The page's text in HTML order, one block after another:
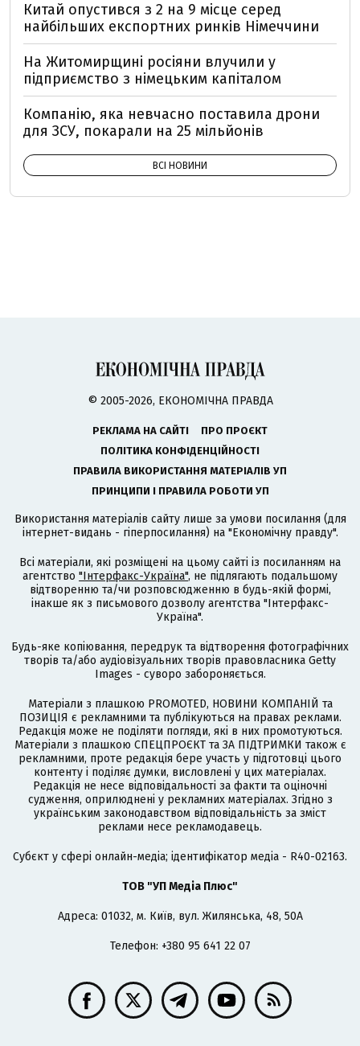
Китай опустився з 2 на 9 місце серед
найбільших експортних ринків Німеччини
На Житомирщині росіяни влучили у
підприємство з німецьким капіталом
Компанію, яка невчасно поставила дрони
для ЗСУ, покарали на 25 мільйонів
ВСІ НОВИНИ
© 2005-2026, ЕКОНОМІЧНА ПРАВДА
РЕКЛАМА НА САЙТІ
ПРО ПРОЄКТ
ПОЛІТИКА КОНФІДЕНЦІЙНОСТІ
ПРАВИЛА ВИКОРИСТАННЯ МАТЕРІАЛІВ УП
ПРИНЦИПИ І ПРАВИЛА РОБОТИ УП
Використання матеріалів сайту лише за умови посилання (для
інтернет-видань - гіперпосилання) на "Економічну правду".
Всі матеріали, які розміщені на цьому сайті із посиланням на
агентство "Інтерфакс-Україна", не підлягають подальшому
відтворенню та/чи розповсюдженню в будь-якій формі,
інакше як з письмового дозволу агентства "Інтерфакс-
Україна".
Будь-яке копіювання, передрук та відтворення фотографічних
творів та/або аудіовізуальних творів правовласника Getty
Images - суворо забороняється.
Матеріали з плашкою PROMOTED, НОВИНИ КОМПАНІЙ та
ПОЗИЦІЯ є рекламними та публікуються на правах реклами.
Редакція може не поділяти погляди, які в них промотуються.
Матеріали з плашкою СПЕЦПРОЄКТ та ЗА ПІДТРИМКИ також є
рекламними, проте редакція бере участь у підготовці цього
контенту і поділяє думки, висловлені у цих матеріалах.
Редакція не несе відповідальності за факти та оціночні
судження, оприлюднені у рекламних матеріалах. Згідно з
українським законодавством відповідальність за зміст
реклами несе рекламодавець.
Cубєкт у сфері онлайн-медіа; ідентифікатор медіа - R40-02163.
ТОВ "УП Медіа Плюс"
Адреса: 01032, м. Київ, вул. Жилянська, 48, 50А
Телефон: +380 95 641 22 07